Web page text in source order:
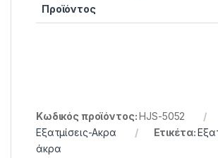
Προϊόντος
Κωδικός προϊόντος:HJS-5052
Εξατμίσεις-Ακρα
Ετικέτα:
άκρα